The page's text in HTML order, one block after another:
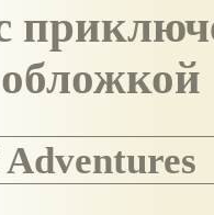
Adventures